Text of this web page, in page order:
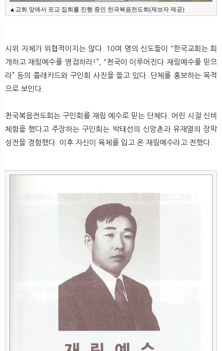
▲교회 앞에서 포교 집회를 진행 중인 천국복음전도회(제보자 제공)
시위 자체가 위협적이지는 않다. 10여 명의 신도들이 “한국교회는 회
개하고 재림예수를 영접하라!”, “천국이 이루어진다 재림예수를 믿으
라” 등의 플래카드와 구인회 사진을 들고 있다. 단체를 홍보하는 목적
으로 보인다.
천국복음전도회는 구인회를 재림 예수로 믿는 단체다. 어린 시절 신비
체험을 했다고 주장하는 구인회는 박태선의 신앙촌과 유재열의 장막
성전을 경험했다. 이후 자신이 육체를 입고 온 재림예수라고 전했다.